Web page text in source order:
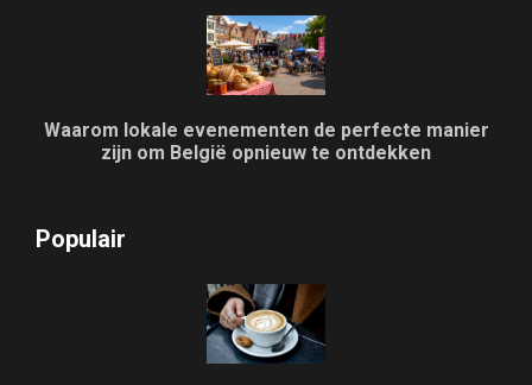
Waarom lokale evenementen de perfecte manier
zijn om België opnieuw te ontdekken
Populair